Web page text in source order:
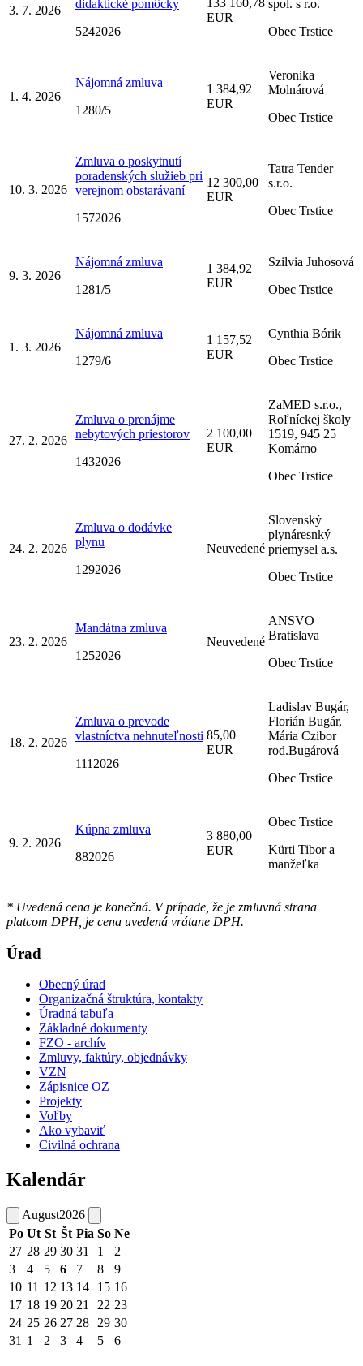
3. 7. 2026
didaktické pomôcky
5242026
EUR
spol. s r.o.
Obec Trstice
1. 4. 2026
Nájomná zmluva
1280/5
1 384,92
EUR
Veronika
Molnárová
Obec Trstice
10. 3. 2026
Zmluva o poskytnutí
poradenských služieb pri
verejnom obstarávaní
1572026
12 300,00
EUR
Tatra Tender
s.r.o.
Obec Trstice
9. 3. 2026
Nájomná zmluva
1281/5
1 384,92
EUR
Szilvia Juhosová
Obec Trstice
1. 3. 2026
Nájomná zmluva
1279/6
1 157,52
EUR
Cynthia Bórik
Obec Trstice
27. 2. 2026
Zmluva o prenájme
nebytových priestorov
1432026
2 100,00
EUR
ZaMED s.r.o.,
Roľníckej školy
1519, 945 25
Komárno
Obec Trstice
24. 2. 2026
Zmluva o dodávke
plynu
1292026
Neuvedené
Slovenský
plynáresnký
priemysel a.s.
Obec Trstice
23. 2. 2026
Mandátna zmluva
1252026
Neuvedené
ANSVO
Bratislava
Obec Trstice
18. 2. 2026
Zmluva o prevode
vlastníctva nehnuteľnosti
1112026
85,00
EUR
Ladislav Bugár,
Florián Bugár,
Mária Czibor
rod.Bugárová
Obec Trstice
9. 2. 2026
Kúpna zmluva
882026
3 880,00
EUR
Obec Trstice
Kürti Tibor a
manžeľka
* Uvedená cena je konečná. V prípade, že je zmluvná strana
platcom DPH, je cena uvedená vrátane DPH.
Úrad
Obecný úrad
Organizačná štruktúra, kontakty
Úradná tabuľa
Základné dokumenty
FZO - archív
Zmluvy, faktúry, objednávky
VZN
Zápisnice OZ
Projekty
Voľby
Ako vybaviť
Civilná ochrana
Kalendár
August2026
Po Ut St Št Pia So Ne
27 28 29 30 31 1
2
3
4 5 6 7 8
9
10 11 12 13 14 15 16
17 18 19 20 21 22 23
24 25 26 27 28 29 30
31 1 2 3 4 5 6